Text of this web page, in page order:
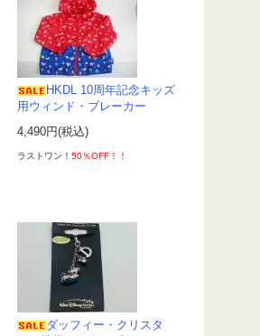
HKDL 10周年記念キッズ
用ウィンド・ブレーカー
4,490円(税込)
ラストワン！ 50％OFF！！
ダッフィー・クリスタ